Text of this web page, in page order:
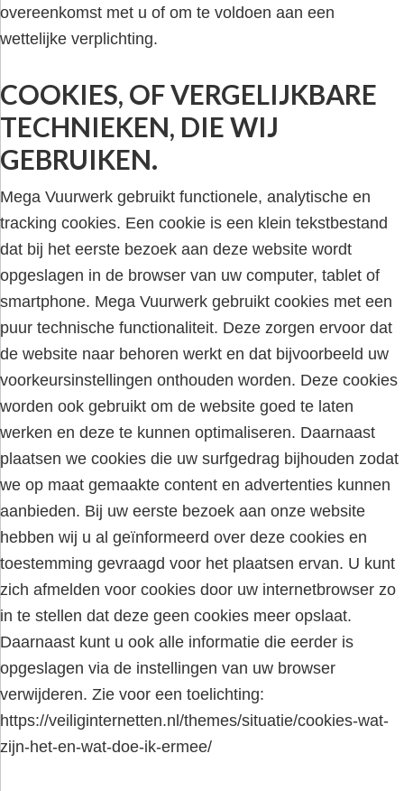
overeenkomst met u of om te voldoen aan een
wettelijke verplichting.
COOKIES, OF VERGELIJKBARE
TECHNIEKEN, DIE WIJ
GEBRUIKEN.
Mega Vuurwerk gebruikt functionele, analytische en
tracking cookies. Een cookie is een klein tekstbestand
dat bij het eerste bezoek aan deze website wordt
opgeslagen in de browser van uw computer, tablet of
smartphone. Mega Vuurwerk gebruikt cookies met een
puur technische functionaliteit. Deze zorgen ervoor dat
de website naar behoren werkt en dat bijvoorbeeld uw
voorkeursinstellingen onthouden worden. Deze cookies
worden ook gebruikt om de website goed te laten
werken en deze te kunnen optimaliseren. Daarnaast
plaatsen we cookies die uw surfgedrag bijhouden zodat
we op maat gemaakte content en advertenties kunnen
aanbieden. Bij uw eerste bezoek aan onze website
hebben wij u al geïnformeerd over deze cookies en
toestemming gevraagd voor het plaatsen ervan. U kunt
zich afmelden voor cookies door uw internetbrowser zo
in te stellen dat deze geen cookies meer opslaat.
Daarnaast kunt u ook alle informatie die eerder is
opgeslagen via de instellingen van uw browser
verwijderen. Zie voor een toelichting:
https://veiliginternetten.nl/themes/situatie/cookies-wat-
zijn-het-en-wat-doe-ik-ermee/